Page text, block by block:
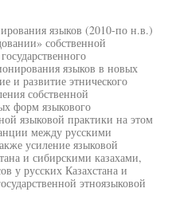
языков (2010-по н.в.)
собственной
языков в новых
и развитие этнического
собственной
форм языкового
языковой практики на этом
между русскими
усиление языковой
и сибирскими казахами,
у русских Казахстана и
этноязыковой